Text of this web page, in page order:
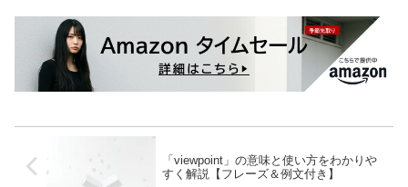
「viewpoint」の意味と使い方をわかりや
すく解説【フレーズ＆例文付き】